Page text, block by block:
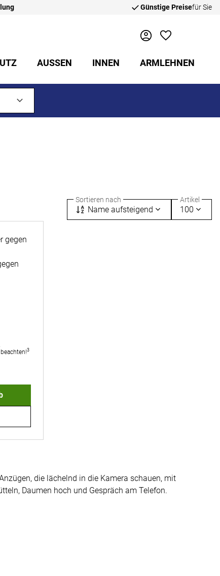
Günstige Preisefür Sie
AUSSEN INNEN ARMLEHNEN
Sortieren nach
Name aufsteigend
Artikel
100
3